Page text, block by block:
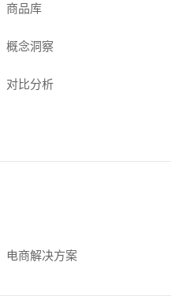
商品库
概念洞察
对比分析
电商解决方案